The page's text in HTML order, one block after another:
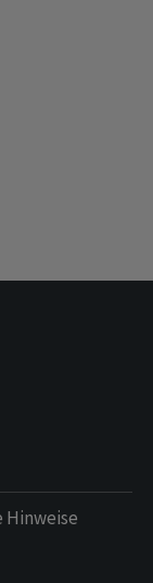
Hinweise